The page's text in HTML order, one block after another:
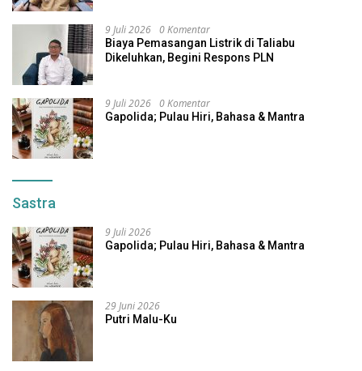
9 Juli 2026 0 Komentar
Biaya Pemasangan Listrik di Taliabu
Dikeluhkan, Begini Respons PLN
9 Juli 2026 0 Komentar
Gapolida; Pulau Hiri, Bahasa & Mantra
Sastra
9 Juli 2026
Gapolida; Pulau Hiri, Bahasa & Mantra
29 Juni 2026
Putri Malu-Ku